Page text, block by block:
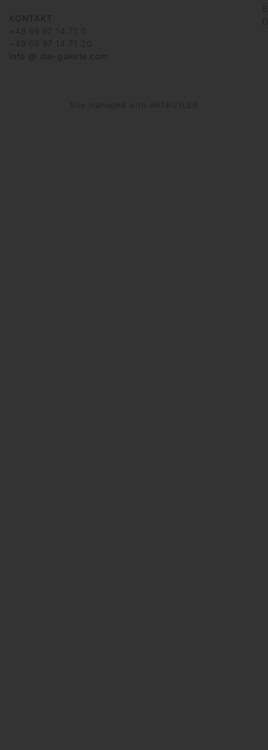
KONTAKT
+49 69 97 14 71 0
+49 69 97 14 71 20
info @ die-galerie.com
Site managed with ARTBUTLER